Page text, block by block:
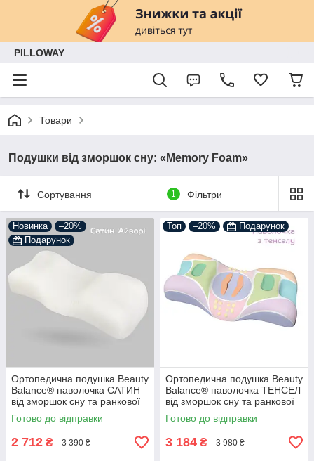
PILLOWAY
Товари
Подушки від зморшок сну: «Memory Foam»
Сортування 1 Фільтри
Новинка
–20%
Подарунок
Ортопедична подушка Beauty
Balance® наволочка САТИН
від зморшок сну та ранкової
набряклості, айворі
Готово до відправки
2 712 ₴ 3 390 ₴
Топ –20% Подарунок
Ортопедична подушка Beauty
Balance® наволочка ТЕНСЕЛ
від зморшок сну та ранкової
набряклості, айворі
Готово до відправки
3 184 ₴ 3 980 ₴